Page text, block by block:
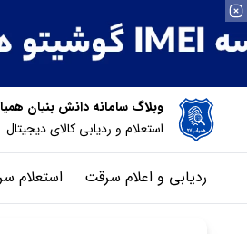
وبلاگ سامانه دانش بنیان
استعلام و ردیابی کالای دیجیتال
ردیابی و اعلام سرقت استعلام